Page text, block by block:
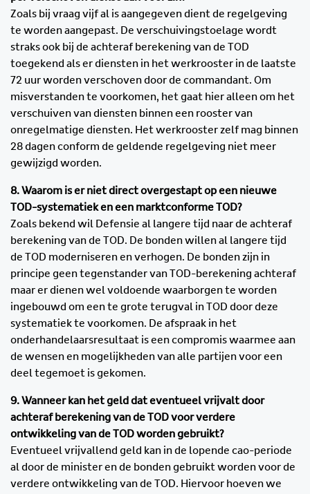
Zoals bij vraag vijf al is aangegeven dient de regelgeving
te worden aangepast. De verschuivingstoelage wordt
straks ook bij de achteraf berekening van de TOD
toegekend als er diensten in het werkrooster in de laatste
72 uur worden verschoven door de commandant. Om
misverstanden te voorkomen, het gaat hier alleen om het
verschuiven van diensten binnen een rooster van
onregelmatige diensten. Het werkrooster zelf mag binnen
28 dagen conform de geldende regelgeving niet meer
gewijzigd worden.
8. Waarom is er niet direct overgestapt op een nieuwe
TOD-systematiek en een marktconforme TOD?
Zoals bekend wil Defensie al langere tijd naar de achteraf
berekening van de TOD. De bonden willen al langere tijd
de TOD moderniseren en verhogen. De bonden zijn in
principe geen tegenstander van TOD-berekening achteraf
maar er dienen wel voldoende waarborgen te worden
ingebouwd om een te grote terugval in TOD door deze
systematiek te voorkomen. De afspraak in het
onderhandelaarsresultaat is een compromis waarmee aan
de wensen en mogelijkheden van alle partijen voor een
deel tegemoet is gekomen.
9. Wanneer kan het geld dat eventueel vrijvalt door
achteraf berekening van de TOD voor verdere
ontwikkeling van de TOD worden gebruikt?
Eventueel vrijvallend geld kan in de lopende cao-periode
al door de minister en de bonden gebruikt worden voor de
verdere ontwikkeling van de TOD. Hiervoor hoeven we